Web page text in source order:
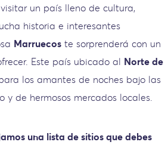
un país lleno de cultura,
historia e interesantes
Marruecos te sorprenderá con un
Este país ubicado al Norte de
los amantes de noches bajo las
y de hermosos mercados locales.
una lista de sitios que debes